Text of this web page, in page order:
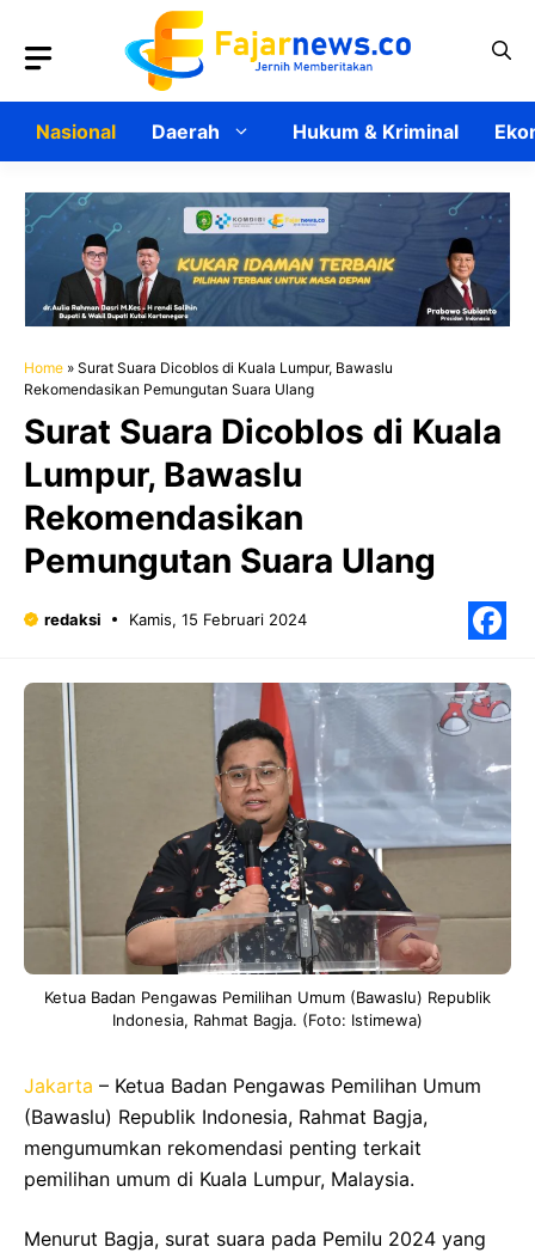
Nasional Daerah Hukum & Kriminal
Home » Surat Suara Dicoblos di Kuala Lumpur, Bawaslu
Rekomendasikan Pemungutan Suara Ulang
Surat Suara Dicoblos di Kuala
Lumpur, Bawaslu
Rekomendasikan
Pemungutan Suara Ulang
redaksi Kamis, 15 Februari 2024
Ketua Badan Pengawas Pemilihan Umum (Bawaslu) Republik
Indonesia, Rahmat Bagja. (Foto: Istimewa)
Jakarta – Ketua Badan Pengawas Pemilihan Umum
(Bawaslu) Republik Indonesia, Rahmat Bagja,
mengumumkan rekomendasi penting terkait
pemilihan umum di Kuala Lumpur, Malaysia.
Menurut Bagja, surat suara pada Pemilu 2024 yang